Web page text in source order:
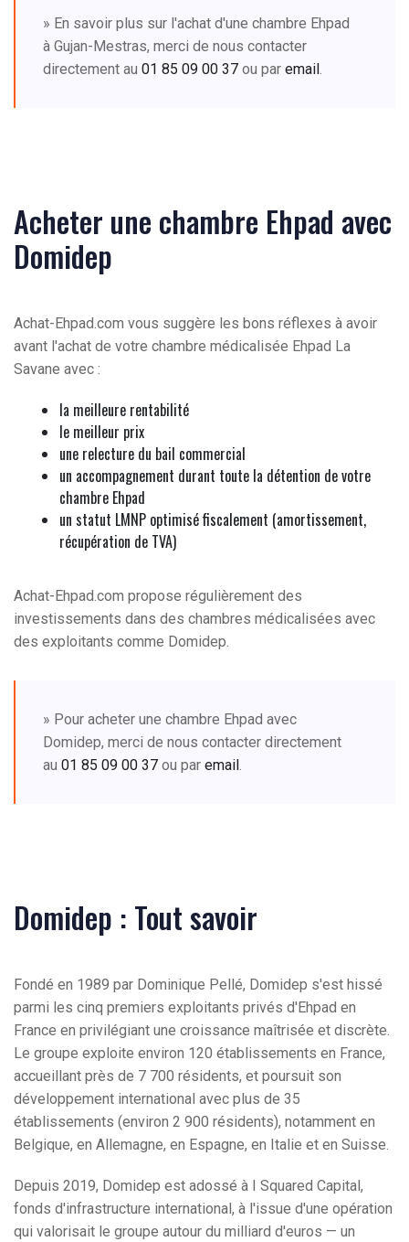
» En savoir plus sur l'achat d'une chambre Ehpad
à Gujan-Mestras, merci de nous contacter
directement au 01 85 09 00 37 ou par email.
Acheter une chambre Ehpad avec
Domidep
Achat-Ehpad.com vous suggère les bons réflexes à avoir
avant l'achat de votre chambre médicalisée Ehpad La
Savane avec :
la meilleure rentabilité
le meilleur prix
une relecture du bail commercial
un accompagnement durant toute la détention de votre
chambre Ehpad
un statut LMNP optimisé fiscalement (amortissement,
récupération de TVA)
Achat-Ehpad.com propose régulièrement des
investissements dans des chambres médicalisées avec
des exploitants comme Domidep.
» Pour acheter une chambre Ehpad avec
Domidep, merci de nous contacter directement
au 01 85 09 00 37 ou par email.
Domidep : Tout savoir
Fondé en 1989 par Dominique Pellé, Domidep s'est hissé
parmi les cinq premiers exploitants privés d'Ehpad en
France en privilégiant une croissance maîtrisée et discrète.
Le groupe exploite environ 120 établissements en France,
accueillant près de 7 700 résidents, et poursuit son
développement international avec plus de 35
établissements (environ 2 900 résidents), notamment en
Belgique, en Allemagne, en Espagne, en Italie et en Suisse.
Depuis 2019, Domidep est adossé à I Squared Capital,
fonds d'infrastructure international, à l'issue d'une opération
qui valorisait le groupe autour du milliard d'euros — un